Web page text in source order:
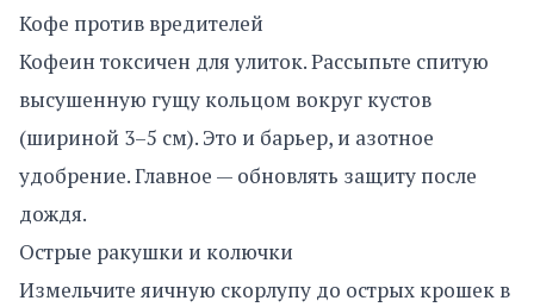
Кофе против вредителей
Кофеин токсичен для улиток. Рассыпьте спитую
высушенную гущу кольцом вокруг кустов
(шириной 3–5 см). Это и барьер, и азотное
удобрение. Главное — обновлять защиту после
дождя.
Острые ракушки и колючки
Измельчите яичную скорлупу до острых крошек в